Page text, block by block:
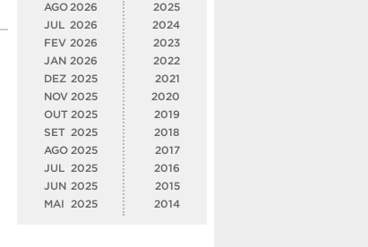
AGO 2026
JUL 2026
FEV 2026
JAN 2026
DEZ 2025
NOV 2025
OUT 2025
SET 2025
AGO 2025
JUL
2025
JUN 2025
MAI
2025
2025
2024
2023
2022
2021
2020
2019
2018
2017
2016
2015
2014